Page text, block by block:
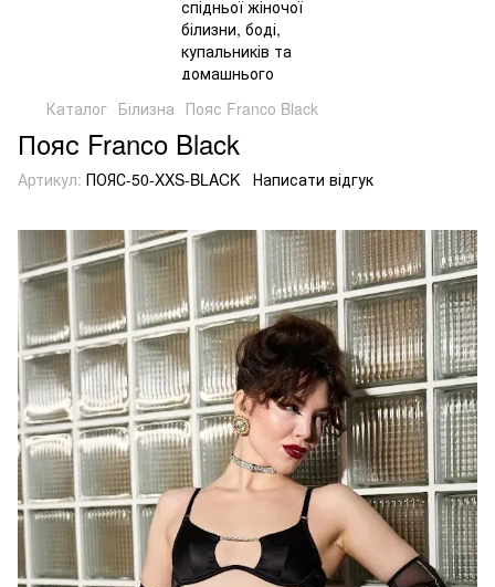
Каталог Білизна Пояс Franco Black
Пояс Franco Black
Артикул: ПОЯС-50-XXS-BLACK Написати відгук